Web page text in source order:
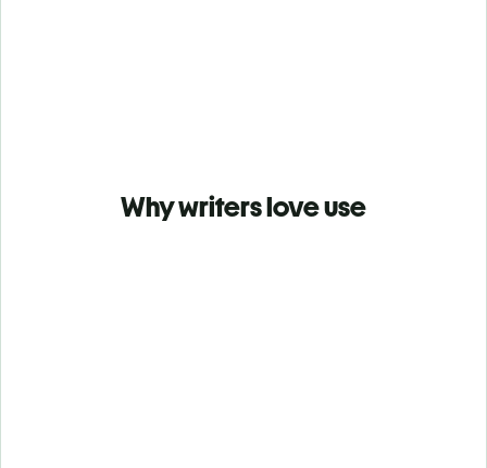
Why writers love use